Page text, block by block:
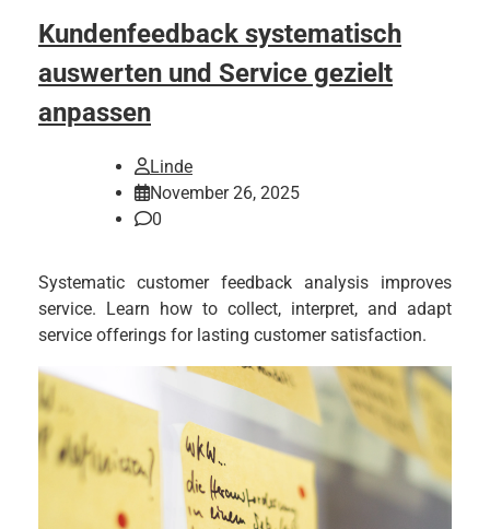
Kundenfeedback systematisch
auswerten und Service gezielt
anpassen
Linde
November 26, 2025
0
Systematic customer feedback analysis improves
service. Learn how to collect, interpret, and adapt
service offerings for lasting customer satisfaction.